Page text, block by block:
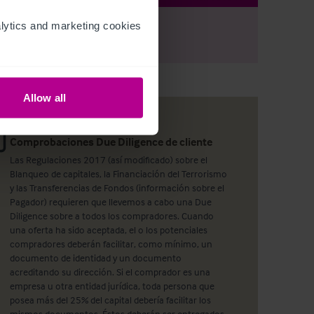
and marketing cookies
Allow all
Comprobaciones Due Diligence de cliente
Las Regulaciones 2017 (así modificado) sobre el
Blanqueo de capitales, la Financiación del Terrorismo
y las Transferencias de Fondos (información sobre el
Pagador) requieren que llevemos a cabo una Due
Diligence sobre a todos los compradores. Cuando
una oferta ha sido aceptada, el o los potenciales
compradores deberán facilitar, como mínimo, un
documento de identidad y un documento
acreditando su dirección. Si el comprador es una
empresa u otra entidad jurídica, toda persona que
posea más del 25% del capital debería facilitar los